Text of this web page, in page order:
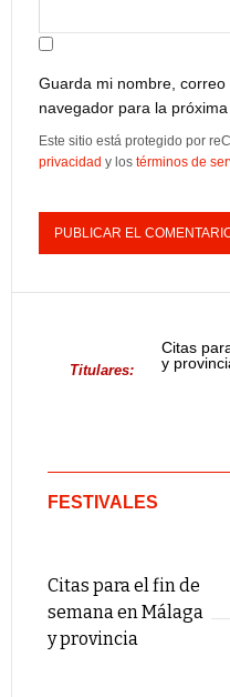
Guarda mi nombre,
navegador para la
Este sitio está protegido por
privacidad y los términos de
Titulares:
Citas
y
FESTIVALES
Citas para el fin de
semana en Málaga
y provincia